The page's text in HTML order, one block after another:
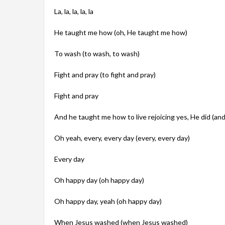
La, la, la, la, la
He taught me how (oh, He taught me how)
To wash (to wash, to wash)
Fight and pray (to fight and pray)
Fight and pray
And he taught me how to live rejoicing yes, He did
Oh yeah, every, every day (every, every day)
Every day
Oh happy day (oh happy day)
Oh happy day, yeah (oh happy day)
When Jesus washed (when Jesus washed)